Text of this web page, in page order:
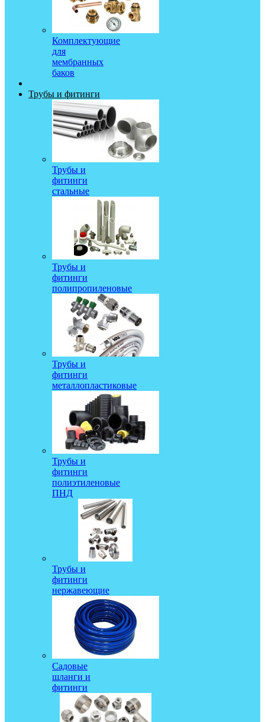
Комплектующие
для
мембранных
баков
Трубы и фитинги
Трубы и
фитинги
стальные
Трубы и
фитинги
полипропиленовые
Трубы и
фитинги
металлопластиковые
Трубы и
фитинги
полиэтиленовые
ПНД
Трубы и
фитинги
нержавеющие
Садовые
шланги и
фитинги